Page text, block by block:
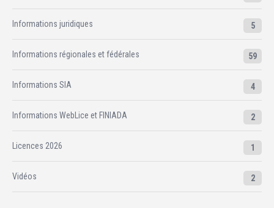
Informations juridiques 5
Informations régionales et fédérales 59
Informations SIA 4
Informations WebLice et FINIADA 2
Licences 2026 1
Vidéos 2